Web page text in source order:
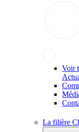
Voir
La filière